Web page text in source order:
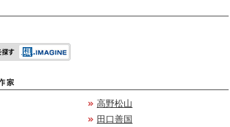
高野松山
田口善国